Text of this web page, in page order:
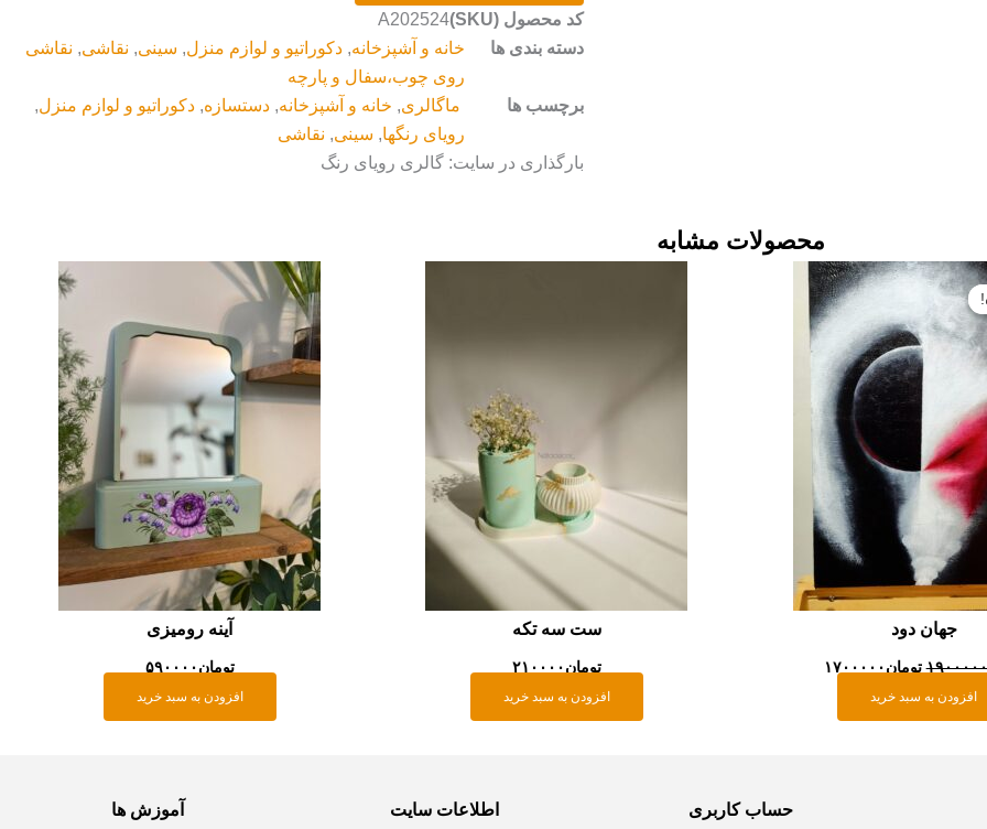
کد محصول (SKU)
A202524
دسته بندی ها
خانه و آشپزخانه,دکوراتیو و لوازم منزل, سینی, نقاشی, نقاشی
روی چوب،سفال و پارچه
برچسب ها
ماگالری, خانه و آشپزخانه,دستسازه,دکوراتیو و لوازم منزل,
رویای رنگها, سینی, نقاشی
بارگذاری در سایت: گالری رویای رنگ
محصولات مشابه
جهان دود
۱۹۰۰۰۰۰
قیمت
تومان۱۹۰۰۰۰۰
بود.
تومان۱۷۰۰۰۰۰
قیمت
فعلی:
تومان۱۷۰۰۰۰۰.
افزودن به سبد خرید
ست سه تکه
تومان۲۱۰۰۰۰
افزودن به سبد خرید
آینه رومیزی
تومان۵۹۰۰۰۰
افزودن به سبد خرید
حساب کاربری اطلاعات سایت آموزش ها